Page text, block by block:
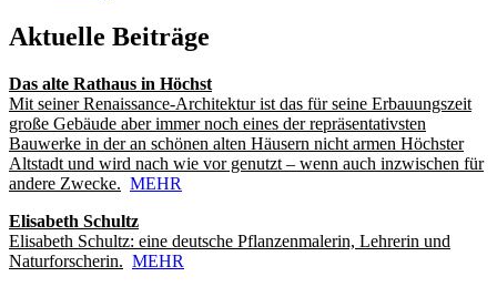
Aktuelle Beiträge
Das alte Rathaus in Höchst
Mit seiner Renaissance-Architektur ist das für seine Erbauungszeit
große Gebäude aber immer noch eines der repräsentativsten
Bauwerke in der an schönen alten Häusern nicht armen Höchster
Altstadt und wird nach wie vor genutzt – wenn auch inzwischen für
andere Zwecke. MEHR
Elisabeth Schultz
Elisabeth Schultz: eine deutsche Pflanzenmalerin, Lehrerin und
Naturforscherin. MEHR